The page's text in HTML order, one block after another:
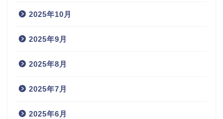
2025年10月
2025年9月
2025年8月
2025年7月
2025年6月